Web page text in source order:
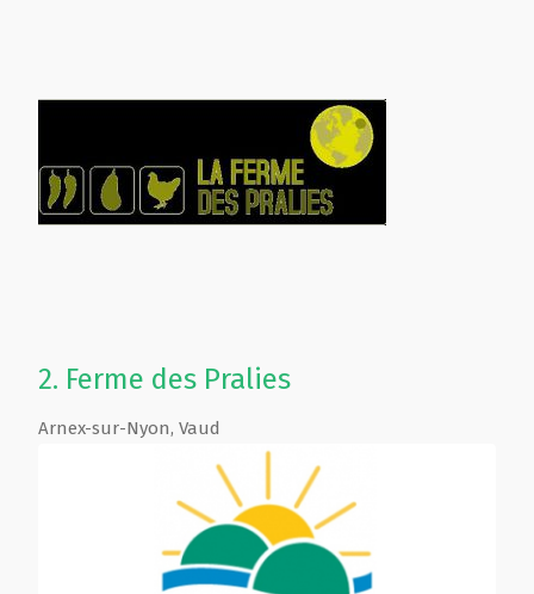
2. Ferme des Pralies
Arnex-sur-Nyon, Vaud